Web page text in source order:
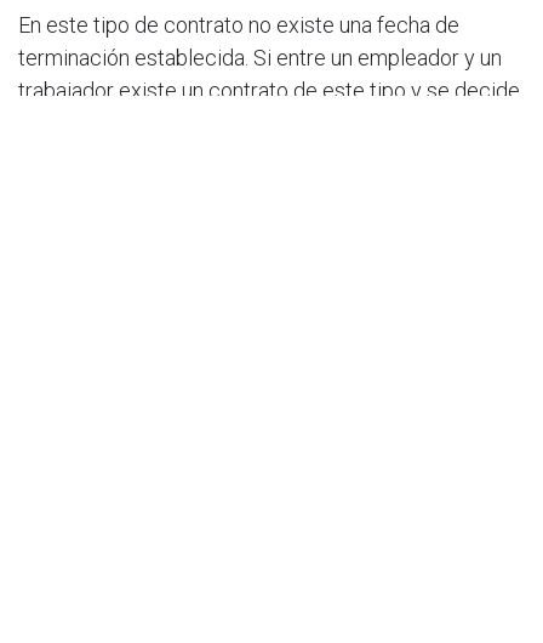
En este tipo de contrato no existe una fecha de
terminación establecida. Si entre un empleador y un
trabajador existe un contrato de este tipo y se decide